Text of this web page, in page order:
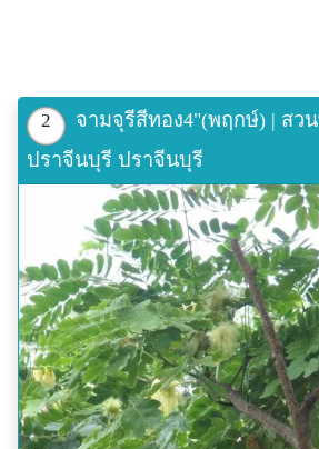
2
จามจุรีสีทอง4"(พฤกษ์) | สวน
ปราจีนบุรี ปราจีนบุรี